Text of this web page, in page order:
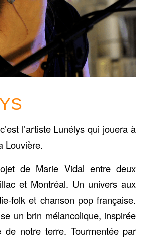
l’artiste Lunélys qui jouera à
Louvière.
de Marie Vidal entre deux
et Montréal. Un univers aux
folk et chanson pop française.
un brin mélancolique, inspirée
de notre terre. Tourmentée par